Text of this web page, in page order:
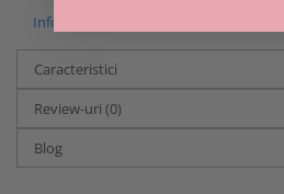
Informatii conformitate produs
Caracteristici
Review-uri (0)
Blog